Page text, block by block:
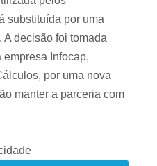
substituída por uma
decisão foi tomada
Infocap,
por uma nova
manter a parceria com